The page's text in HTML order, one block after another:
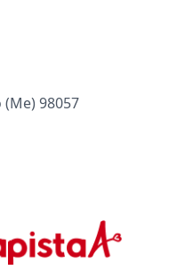
(me) 98057